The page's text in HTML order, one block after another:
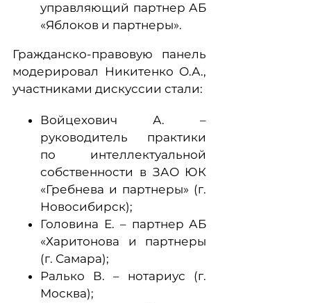
управляющий партнер АБ
«Яблоков и партнеры».
Гражданско-правовую панель
модерировал Никитенко О.А.,
участниками дискуссии стали:
Войцехович А. –
руководитель практики
по интеллектуальной
собственности в ЗАО ЮК
«Гребнева и партнеры» (г.
Новосибирск);
Головина Е. – партнер АБ
«Харитонова и партнеры
(г. Самара);
Ралько В. – нотариус (г.
Москва);